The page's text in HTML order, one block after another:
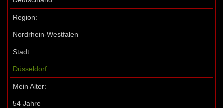
Region:
Nordrhein-Westfalen
Stadt:
Düsseldorf
Mein Alter:
54 Jahre